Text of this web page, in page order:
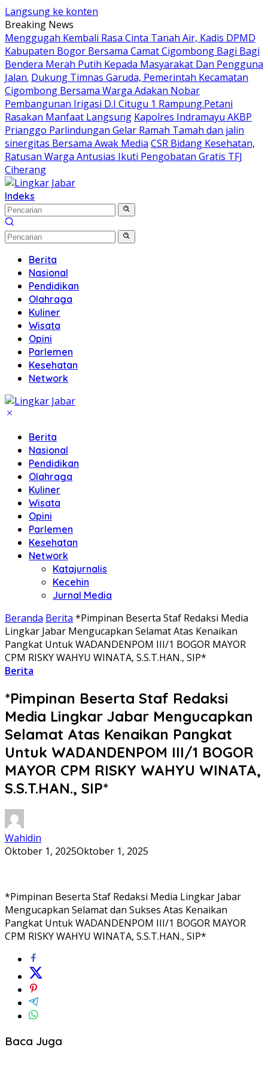
Langsung ke konten
Breaking News
Menggugah Kembali Rasa Cinta Tanah Air, Kadis DPMD
Kabupaten Bogor Bersama Camat Cigombong Bagi Bagi
Bendera Merah Putih Kepada Masyarakat Dan Pengguna
Jalan. Dukung Timnas Garuda, Pemerintah Kecamatan
Cigombong Bersama Warga Adakan Nobar
Pembangunan Irigasi D.I Citugu 1 Rampung.Petani
Rasakan Manfaat Langsung Kapolres Indramayu AKBP
Prianggo Parlindungan Gelar Ramah Tamah dan jalin
sinergitas Bersama Awak Media CSR Bidang Kesehatan,
Ratusan Warga Antusias Ikuti Pengobatan Gratis TFJ
Ciherang
Indeks
Berita
Nasional
Pendidikan
Olahraga
Kuliner
Wisata
Opini
Parlemen
Kesehatan
Network
Berita
Nasional
Pendidikan
Olahraga
Kuliner
Wisata
Opini
Parlemen
Kesehatan
Network
Katajurnalis
Kecehin
Jurnal Media
Beranda Berita *Pimpinan Beserta Staf Redaksi Media
Lingkar Jabar Mengucapkan Selamat Atas Kenaikan
Pangkat Untuk WADANDENPOM III/1 BOGOR MAYOR
CPM RISKY WAHYU WINATA, S.S.T.HAN., SIP*
Berita
*Pimpinan Beserta Staf Redaksi
Media Lingkar Jabar Mengucapkan
Selamat Atas Kenaikan Pangkat
Untuk WADANDENPOM III/1 BOGOR
MAYOR CPM RISKY WAHYU WINATA,
S.S.T.HAN., SIP*
Wahidin
Oktober 1, 2025Oktober 1, 2025
*Pimpinan Beserta Staf Redaksi Media Lingkar Jabar
Mengucapkan Selamat dan Sukses Atas Kenaikan
Pangkat Untuk WADANDENPOM III/1 BOGOR MAYOR
CPM RISKY WAHYU WINATA, S.S.T.HAN., SIP*
Baca Juga